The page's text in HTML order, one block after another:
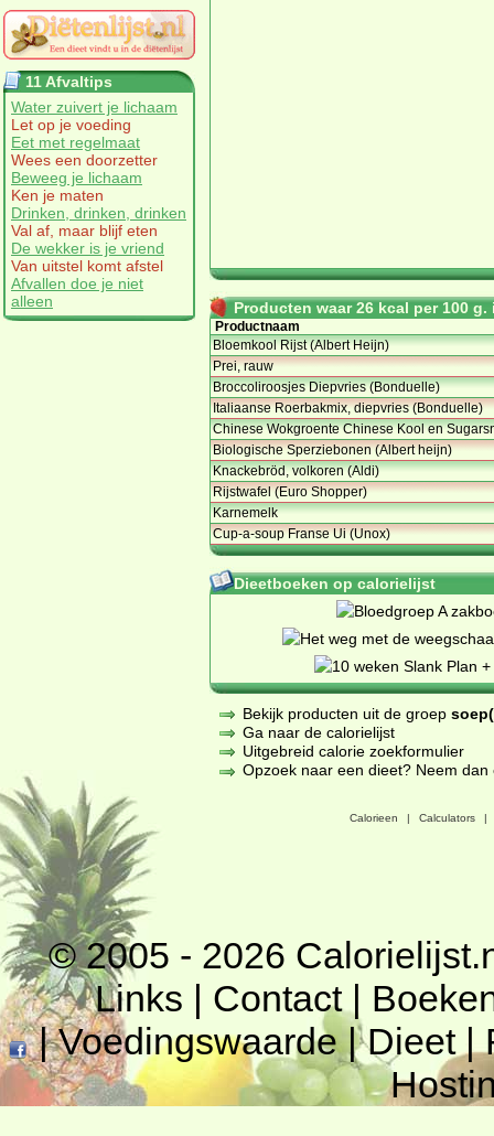
11 Afvaltips
Water zuivert je lichaam
Let op je voeding
Eet met regelmaat
Wees een doorzetter
Beweeg je lichaam
Ken je maten
Drinken, drinken, drinken
Val af, maar blijf eten
De wekker is je vriend
Van uitstel komt afstel
Afvallen doe je niet
alleen
Producten waar 26 kcal per 100
Productnaam
Bloemkool Rijst (Albert Heijn)
Prei, rauw
Broccoliroosjes Diepvries (Bonduelle)
Italiaanse Roerbakmix, diepvries (Bonduelle)
Chinese Wokgroente Chinese Kool en
Biologische Sperziebonen (Albert heijn)
Knackebröd, volkoren (Aldi)
Rijstwafel (Euro Shopper)
Karnemelk
Cup-a-soup Franse Ui (Unox)
Dieetboeken op calorielijst
Bekijk producten uit de groep
Ga naar de calorielijst
Uitgebreid calorie zoekformulier
Opzoek naar een dieet? Neem
Calorieen | Calculators |
© 2005 - 2026
Links | Contact|
|Voedingswaarde|Dieet|